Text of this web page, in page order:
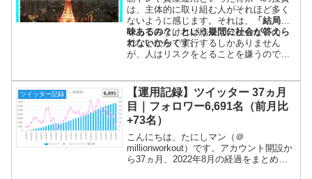
は、主体的に取り組む人がそれほど多く
ないように感じます。それは、
「結局意
味あるの？」という疑問に社会が答えら
れないからです。
やってみなければ結果は分からないの
で、とにかく実行するしかありません
が、人はリスクをとることを嫌うので、
ツイッター記録
【運用記録】ツイッター 37ヵ月
目｜フォロワー6,691名（前月比
+73名）
こんにちは、たにしマン（＠
millionworkout）です。アカウント開設か
ら37ヵ月、2022年8月の経過をまとめま